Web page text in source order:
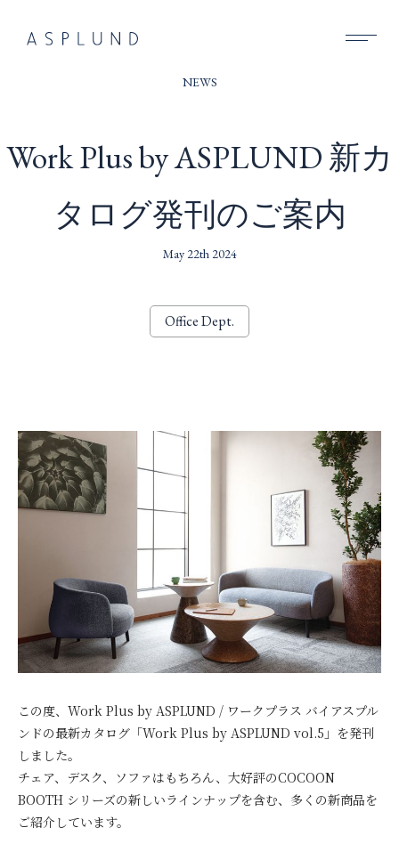
BUSINESS
COMPANY
RECRUIT
NEWS
NEWS
Work Plus by ASPLUND 新カ
タログ発刊のご案内
May 22th 2024
Office Dept.
この度、Work Plus by ASPLUND / ワークプラス バイアスプル
ンドの最新カタログ「Work Plus by ASPLUND vol.5」を発刊
しました。
チェア、デスク、ソファはもちろん、大好評のCOCOON
BOOTH シリーズの新しいラインナップを含む、多くの新商品を
ご紹介しています。